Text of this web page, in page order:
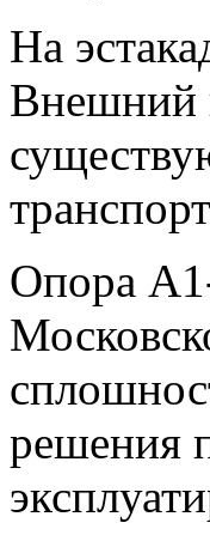
На
Внешний
Опора А1-
решения